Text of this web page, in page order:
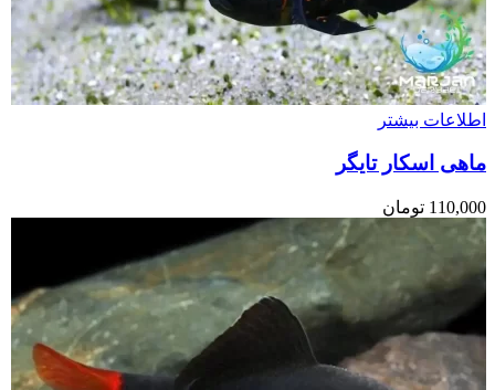
اطلاعات بیشتر
ماهی اسکار تایگر
110,000 تومان